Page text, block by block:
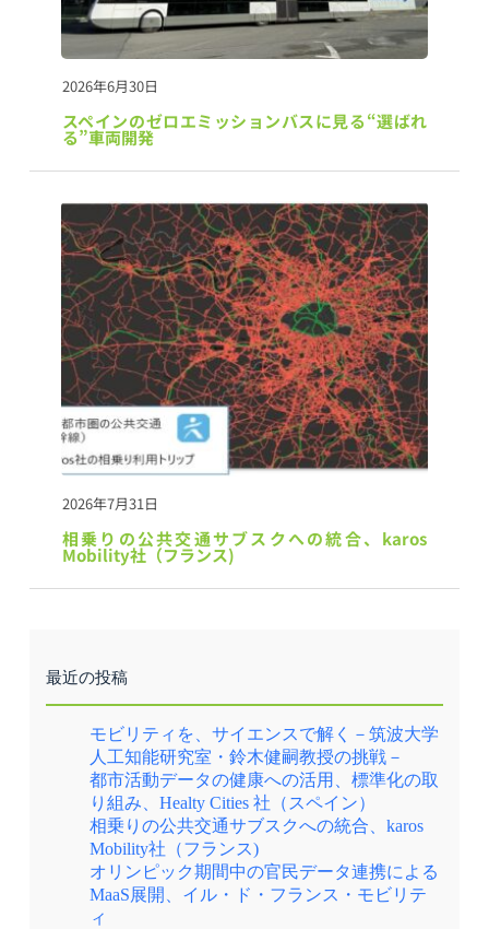
2026年6月30日
スペインのゼロエミッションバスに見る“選ばれ
る”車両開発
2026年7月31日
相乗りの公共交通サブスクへの統合、karos
Mobility社（フランス)
最近の投稿
モビリティを、サイエンスで解く－筑波大学
人工知能研究室・鈴木健嗣教授の挑戦－
都市活動データの健康への活用、標準化の取
り組み、Healty Cities 社（スペイン）
相乗りの公共交通サブスクへの統合、karos
Mobility社（フランス)
オリンピック期間中の官民データ連携による
MaaS展開、イル・ド・フランス・モビリテ
ィ